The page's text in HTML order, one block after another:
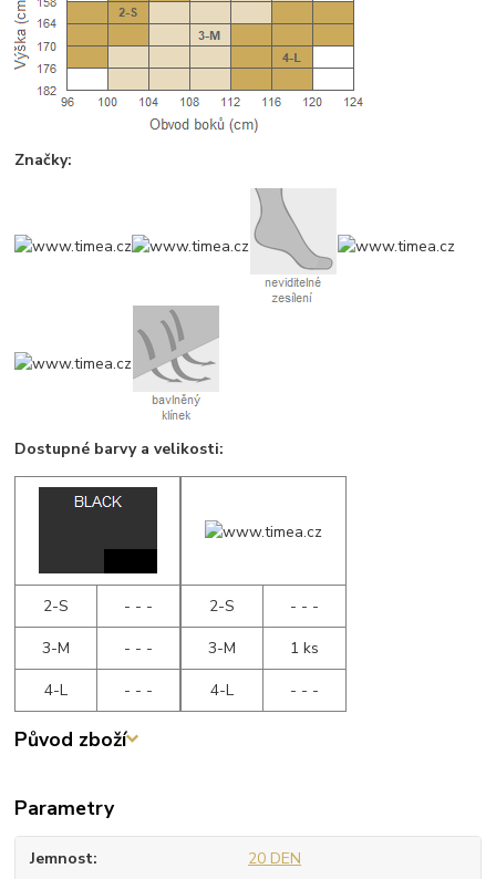
Značky:
Dostupné barvy a velikosti:
2-S
- - -
3-M
- - -
4-L
- - -
2-S
- - -
3-M
1 ks
4-L
- - -
Původ zboží
Parametry
Jemnost 20 DEN